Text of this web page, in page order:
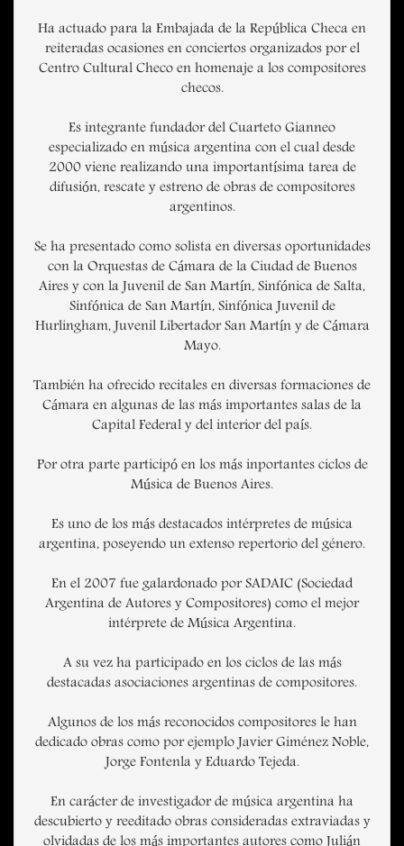
Ha actuado para la Embajada de la República Checa en
reiteradas ocasiones en conciertos organizados por el
Centro Cultural Checo en homenaje a los compositores
checos.
Es integrante fundador del Cuarteto Gianneo
especializado en música argentina con el cual desde
2000 viene realizando una importantísima tarea de
difusión, rescate y estreno de obras de compositores
argentinos.
Se ha presentado como solista en diversas oportunidades
con la Orquestas de Cámara de la Ciudad de Buenos
Aires y con la Juvenil de San Martín, Sinfónica de Salta,
Sinfónica de San Martín, Sinfónica Juvenil de
Hurlingham, Juvenil Libertador San Martín y de Cámara
Mayo.
También ha ofrecido recitales en diversas formaciones de
Cámara en algunas de las más importantes salas de la
Capital Federal y del interior del país.
Por otra parte participó en los más inportantes ciclos de
Música de Buenos Aires.
Es uno de los más destacados intérpretes de música
argentina, poseyendo un extenso repertorio del género.
En el 2007 fue galardonado por SADAIC (Sociedad
Argentina de Autores y Compositores) como el mejor
intérprete de Música Argentina.
A su vez ha participado en los ciclos de las más
destacadas asociaciones argentinas de compositores.
Algunos de los más reconocidos compositores le han
dedicado obras como por ejemplo Javier Giménez Noble,
Jorge Fontenla y Eduardo Tejeda.
En carácter de investigador de música argentina ha
descubierto y reeditado obras consideradas extraviadas y
olvidadas de los más importantes autores como Julián